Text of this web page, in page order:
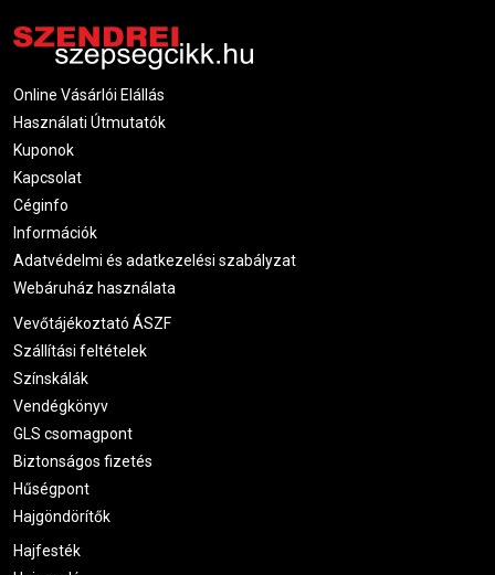
Online Vásárlói Elállás
Használati Útmutatók
Kuponok
Kapcsolat
Céginfo
Információk
Adatvédelmi és adatkezelési szabályzat
Webáruház használata
Vevőtájékoztató ÁSZF
Szállítási feltételek
Színskálák
Vendégkönyv
GLS csomagpont
Biztonságos fizetés
Hűségpont
Hajgöndörítők
Hajfesték